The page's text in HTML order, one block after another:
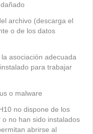
archivo (descarga el
o de los datos
asociación adecuada
para trabajar
o malware
no dispone de los
no han sido instalados
abrirse al